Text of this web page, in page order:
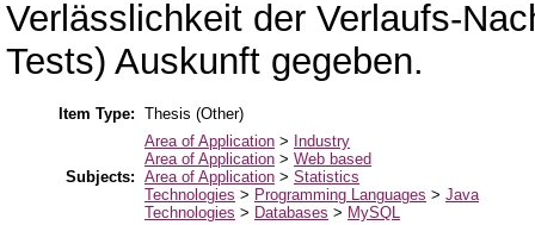
Verlässlichkeit der Verlaufs-
Tests) Auskunft gegeben.
Item Type: Thesis (Other)
Subjects:
Area of Application > Industry
Area of Application > Web based
Area of Application > Statistics
Technologies > Programming Languages > Java
Technologies > Databases > MySQL